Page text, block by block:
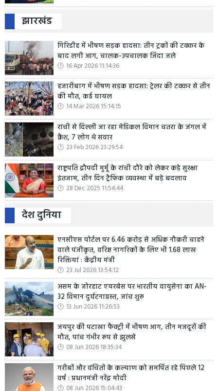
झारखंड
गिरिडीह में भीषण सड़क हादसा: तीन ट्रकों की टक्कर के
बाद लगी आग, चालक-उपचालक जिंदा जले
16 Apr 2026 11:14:36
हजारीबाग में भीषण सड़क हादसा: ट्रेलर की टक्कर से तीन
की मौत, कई घायल
14 Mar 2026 15:14:15
रांची से दिल्ली जा रहा मेडिकल विमान चतरा के जंगल में
क्रैश, 7 लोग थे सवार
23 Feb 2026 23:29:54
राष्ट्रपति द्रौपदी मुर्मू के रांची दौरे को लेकर कड़े सुरक्षा
इंतजाम, तीन दिन ट्रैफिक व्यवस्था में बड़े बदलाव
28 Dec 2025 11:54:44
देश दुनिया
एनसीएस पोर्टल पर 6.46 करोड़ से अधिक नौकरी चाहने
वाले पंजीकृत, वरिष्ठ नागरिकों के लिए भी 1.68 लाख
रिक्तियां : केंद्रीय मंत्री
23 Jul 2026 13:54:12
असम के जोरहाट एयरबेस पर भारतीय वायुसेना का AN-
32 विमान दुर्घटनाग्रस्त, जांच शुरू
13 Jun 2026 11:26:53
जयपुर की पटाखा फैक्ट्री में भीषण आग, तीन मजदूरों की
मौत, पांच गंभीर रूप से झुलसे
08 Jun 2026 18:35:34
गरीबों और वंचितों के कल्याण को समर्पित रहे पिछले 12
वर्ष : प्रधानमंत्री नरेंद्र मोदी
08 Jun 2026 15:04:43